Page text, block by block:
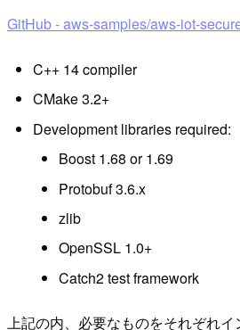
GitHub - aws-samples/aws-iot-
C++ 14 compiler
CMake 3.2+
Development libraries required:
Boost 1.68 or 1.69
Protobuf 3.6.x
zlib
OpenSSL 1.0+
Catch2 test framework
上記の内、必要なものをそれぞれ